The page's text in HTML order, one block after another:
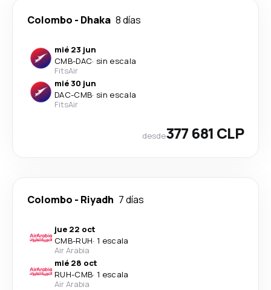
Colombo - Dhaka 8 días
mié 23 jun
CMB-DAC· sin escala
FitsAir
mié 30 jun
DAC-CMB· sin escala
FitsAir
desde377 681 CLP
Colombo - Riyadh 7 días
jue 22 oct
CMB-RUH· 1 escala
Air Arabia
mié 28 oct
RUH-CMB· 1 escala
Air Arabia